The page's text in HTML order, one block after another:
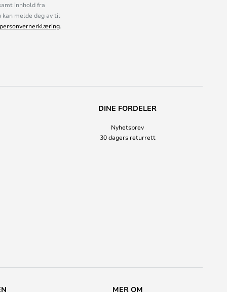
innhold fra
melde deg av til
personvernerklæring.
DINE FORDELER
Nyhetsbrev
30 dagers returrett
MER OM